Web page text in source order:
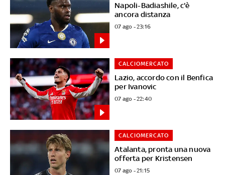
Napoli-Badiashile, c'è
ancora distanza
07 ago - 23:16
Lazio, accordo con il Benfica
per Ivanovic
CALCIOMERCATO
07 ago - 22:40
Atalanta, pronta una nuova
offerta per Kristensen
CALCIOMERCATO
07 ago - 21:15